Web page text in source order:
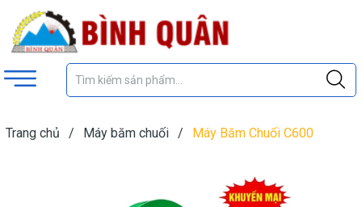
Trang chủ / Máy băm chuối / Máy Băm Chuối C600